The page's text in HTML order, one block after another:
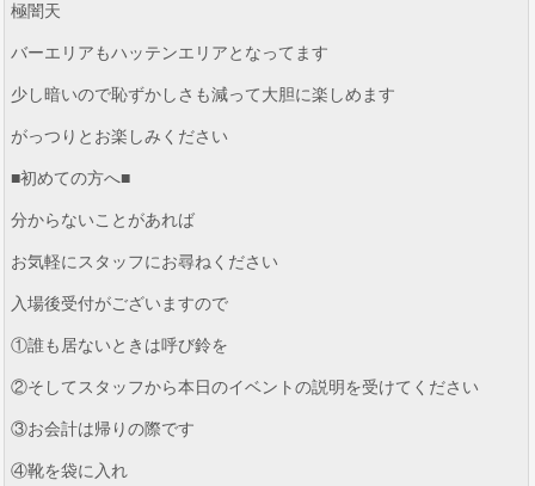
極闇天
バーエリアもハッテンエリアとなってます
少し暗いので恥ずかしさも減って大胆に楽しめます
がっつりとお楽しみください
■初めての方へ■
分からないことがあれば
お気軽にスタッフにお尋ねください
入場後受付がございますので
①誰も居ないときは呼び鈴を
②そしてスタッフから本日のイベントの説明を受けてください
③お会計は帰りの際です
④靴を袋に入れ